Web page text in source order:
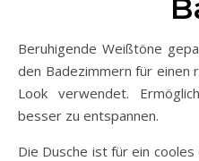
Beruhigende Weißtöne
den Badezimmern für einen
Look verwendet.
besser zu entspannen.
Die Dusche ist für ein